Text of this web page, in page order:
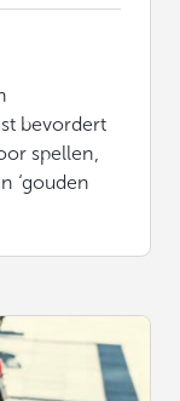
bevordert
spellen,
‘gouden